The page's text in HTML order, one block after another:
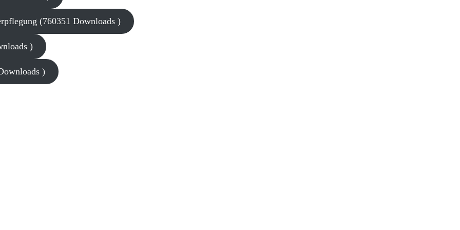
(760351 Downloads )
)
)